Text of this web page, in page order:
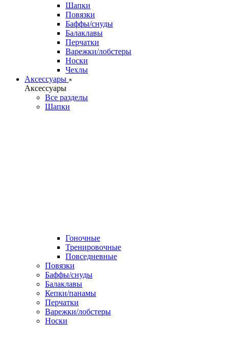
Шапки
Повязки
Баффы/снуды
Балаклавы
Перчатки
Варежки/лобстеры
Носки
Чехлы
Аксессуары
Аксессуары
Все разделы
Шапки
Гоночные
Тренировочные
Повседневные
Повязки
Баффы/снуды
Балаклавы
Кепки/панамы
Перчатки
Варежки/лобстеры
Носки